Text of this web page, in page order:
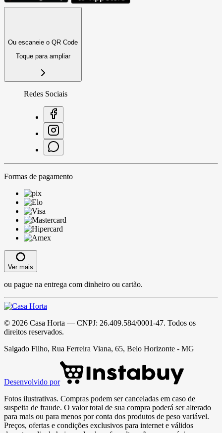
Ou escaneie o QR Code
Toque para ampliar
Redes Sociais
Formas de pagamento
Ver mais
ou pague na entrega com dinheiro ou cartão.
© 2026 Casa Horta — CNPJ: 26.409.584/0001-47. Todos os
direitos reservados.
Salgado Filho, Rua Ferreira Viana, 65, Belo Horizonte - MG
Desenvolvido por
Fotos ilustrativas. Compras podem ser canceladas em caso de
suspeita de fraude. O valor total de sua compra poderá ser alterado
para mais ou para menos por conta dos produtos de peso variável.
Preços, ofertas e condições exclusivos para internet e válidos